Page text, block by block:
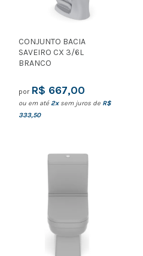
CONJUNTO BACIA
SAVEIRO CX 3/6L
BRANCO
por R$ 667,00
ou em até2xsem juros de R$
333,50